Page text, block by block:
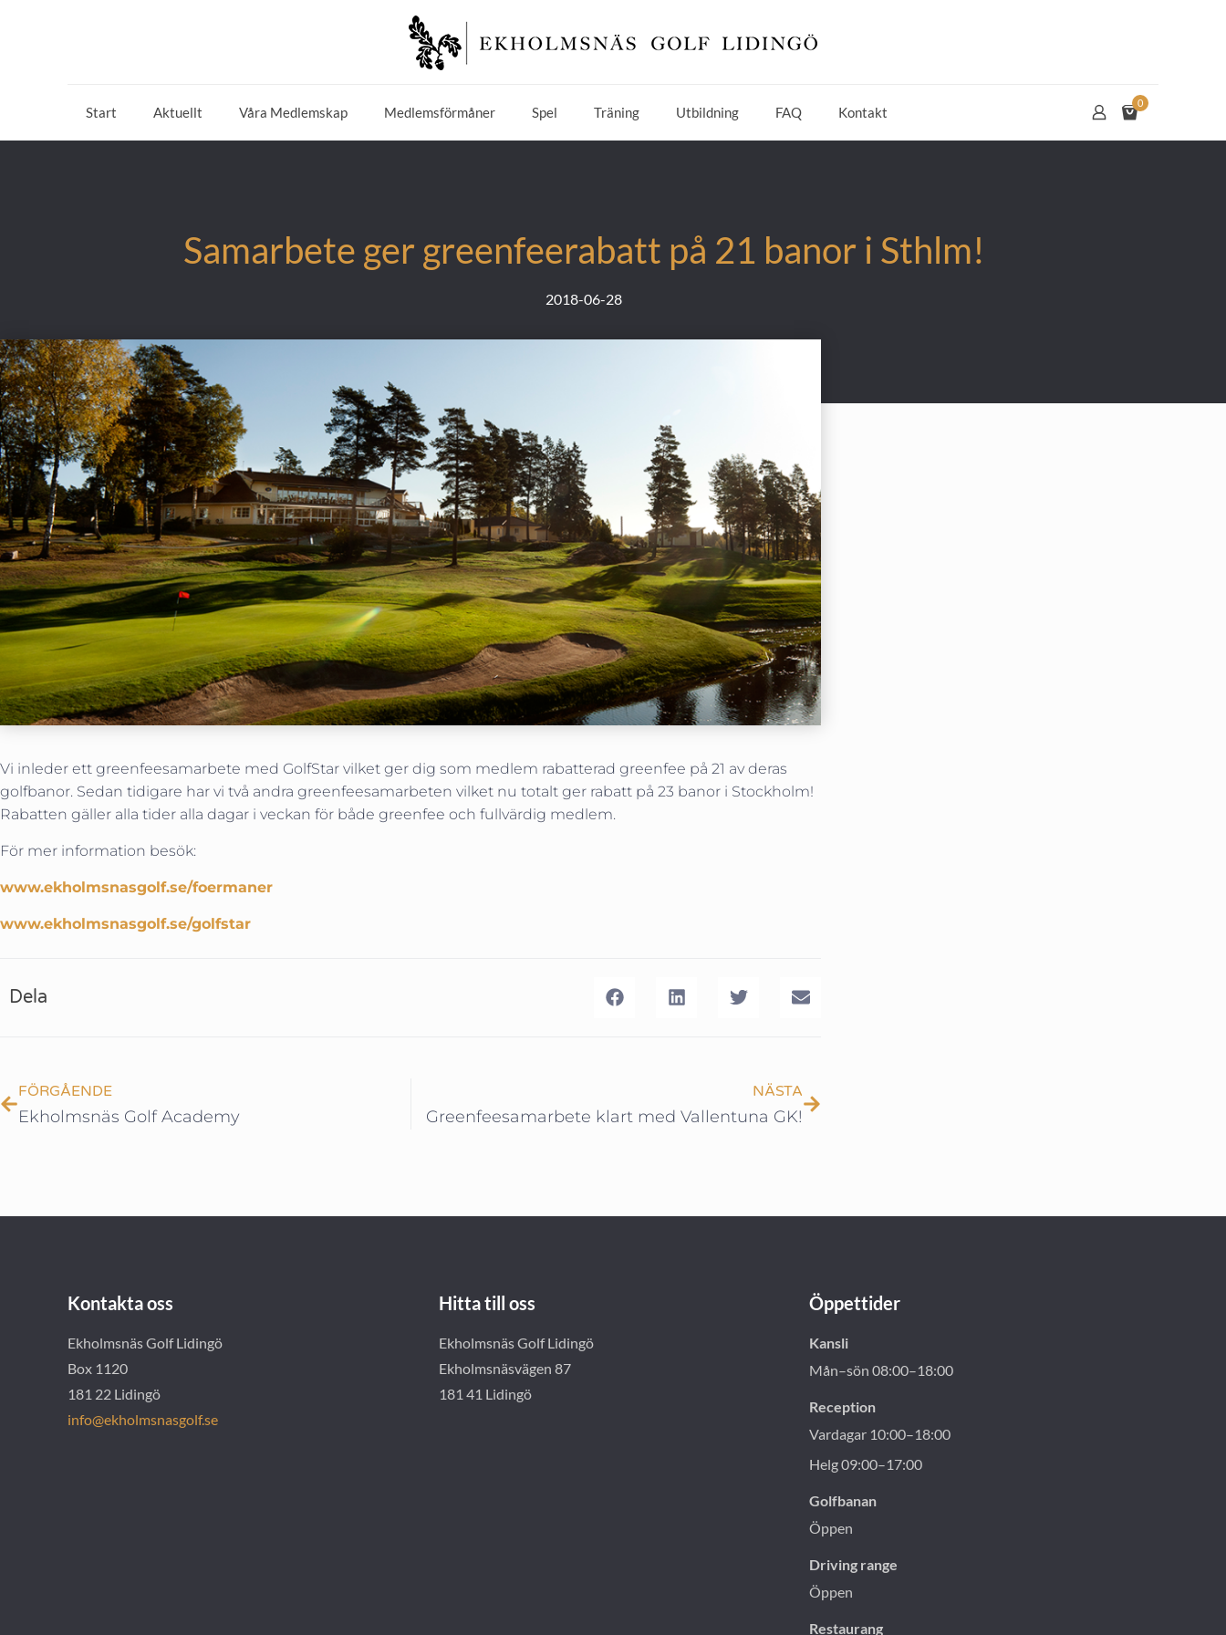
Start Aktuellt Våra Medlemskap Medlemsförmåner Spel Träning Utbildning FAQ Kontakt
0
Samarbete ger greenfeerabatt på 21 banor i Sthlm!
2018-06-28
Vi inleder ett greenfeesamarbete med GolfStar vilket ger dig som medlem rabatterad greenfee på 21 av deras
golfbanor. Sedan tidigare har vi två andra greenfeesamarbeten vilket nu totalt ger rabatt på 23 banor i Stockholm!
Rabatten gäller alla tider alla dagar i veckan för både greenfee och fullvärdig medlem.
För mer information besök:
www.ekholmsnasgolf.se/foermaner
www.ekholmsnasgolf.se/golfstar
Dela
FÖRGÅENDE
Ekholmsnäs Golf Academy
NÄSTA
Greenfeesamarbete klart med Vallentuna GK!
Kontakta oss
Ekholmsnäs Golf Lidingö
Box 1120
181 22 Lidingö
info@ekholmsnasgolf.se
Hitta till oss
Ekholmsnäs Golf Lidingö
Ekholmsnäsvägen 87
181 41 Lidingö
Öppettider
Kansli
Mån–sön 08:00–18:00
Reception
Vardagar 10:00–18:00
Helg 09:00–17:00
Golfbanan
Öppen
Driving range
Öppen
Restaurang